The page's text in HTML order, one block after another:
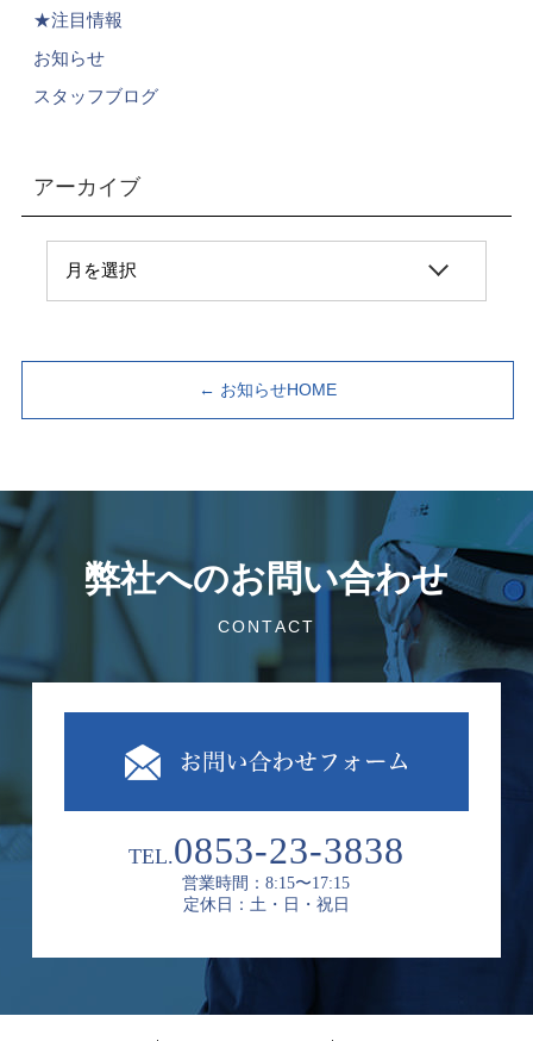
★注目情報
お知らせ
スタッフブログ
アーカイブ
← お知らせHOME
弊社へのお問い合わせ
CONTACT
TEL.0853-23-3838
営業時間：8:15〜17:15
定休日：土・日・祝日